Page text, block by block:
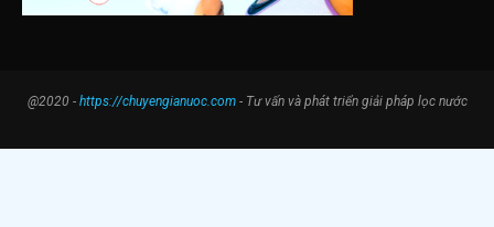
@2020 - https://chuyengianuoc.com- Tư vấn và phát triển giải pháp lọc nước